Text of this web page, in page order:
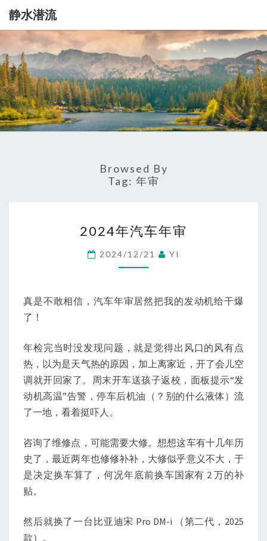
静水潜流
静
水
潜
流
记
录
一
点
生
活
Browsed By
Tag: 年审
年
汽
车
审
2024年汽车年审
2024/12/21 YI
真是不敢相信，汽车年审居然把我的发动机给干爆
了！
年检完当时没发现问题，就是觉得出风口的风有点
热，以为是天气热的原因，加上离家近，开了会儿空
调就开回家了。周末开车送孩子返校，面板提示“发
动机高温”告警，停车后机油（？别的什么液体）流
了一地，看着挺吓人。
咨询了维修点，可能需要大修。想想这车有十几年历
史了，最近两年也修修补补，大修似乎意义不大，于
是决定换车算了，何况年底前换车国家有 2 万的补
贴。
然后就换了一台比亚迪宋 Pro DM-i （第二代，2025
款）。